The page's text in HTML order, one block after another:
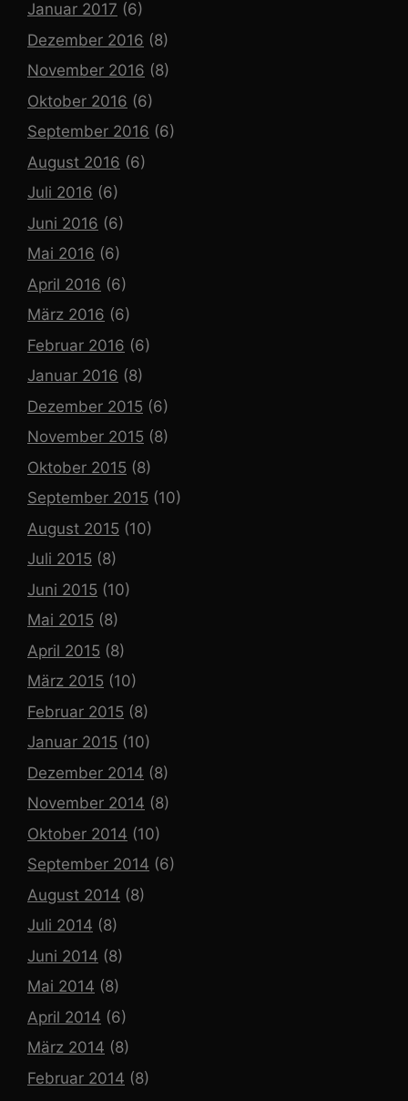
Januar 2017 (6)
Dezember 2016 (8)
November 2016 (8)
Oktober 2016 (6)
September 2016 (6)
August 2016 (6)
Juli 2016 (6)
Juni 2016 (6)
Mai 2016 (6)
April 2016 (6)
März 2016 (6)
Februar 2016 (6)
Januar 2016 (8)
Dezember 2015 (6)
November 2015 (8)
Oktober 2015 (8)
September 2015 (10)
August 2015 (10)
Juli 2015 (8)
Juni 2015 (10)
Mai 2015 (8)
April 2015 (8)
März 2015 (10)
Februar 2015 (8)
Januar 2015 (10)
Dezember 2014 (8)
November 2014 (8)
Oktober 2014 (10)
September 2014 (6)
August 2014 (8)
Juli 2014 (8)
Juni 2014 (8)
Mai 2014 (8)
April 2014 (6)
März 2014 (8)
Februar 2014 (8)